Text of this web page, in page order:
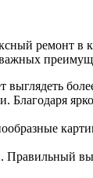
ремонт в
важных
выглядеть
Благодаря